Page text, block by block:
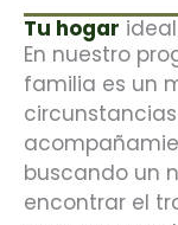
Tu hogar ideal
En nuestro
familia es un
buscando un
encontrar el